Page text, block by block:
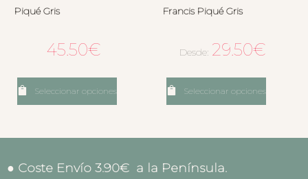
Piqué Gris
45.50€
Seleccionar opciones
Francis Piqué Gris
Desde: 29.50€
Seleccionar opciones
● Coste Envío 3.90€ a la Península.